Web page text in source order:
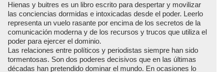
Hienas y buitres es un libro escrito para despertar y movilizar
las conciencias dormidas e intoxicadas desde el poder. Leerlo
representa un vuelo rasante por encima de los secretos de la
comunicación moderna y de los recursos y trucos que utiliza el
poder para ejercer el dominio.
Las relaciones entre políticos y periodistas siempre han sido
tormentosas. Son dos poderes decisivos que en las últimas
décadas han pretendido dominar el mundo. En ocasiones lo